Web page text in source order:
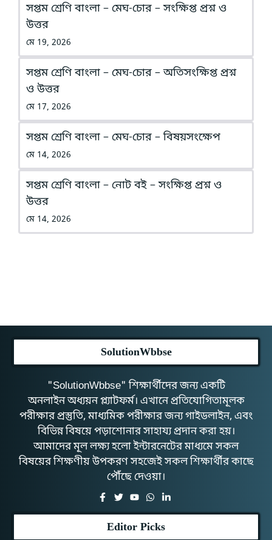
সপ্তম শ্রেণি বাংলা – মেঘ-চোর – সংক্ষিপ্ত প্রশ্ন ও
উত্তর
মে 19, 2026
সপ্তম শ্রেণি বাংলা – মেঘ-চোর – অতিসংক্ষিপ্ত প্রশ্ন
ও উত্তর
মে 17, 2026
সপ্তম শ্রেণি বাংলা – মেঘ-চোর – বিষয়সংক্ষেপ
মে 14, 2026
সপ্তম শ্রেণি বাংলা – নোট বই – সংক্ষিপ্ত প্রশ্ন ও
উত্তর
মে 14, 2026
SolutionWbbse
"SolutionWbbse" শিক্ষার্থীদের জন্য একটি
অনলাইন অধ্যয়ন প্ল্যাটফর্ম। এখানে প্রতিযোগিতামূলক
পরীক্ষার প্রস্তুতি, মাধ্যমিক পরীক্ষার জন্য গাইডলাইন, এবং
বিভিন্ন বিষয়ে পড়াশোনার সাহায্য প্রদান করা হয়।
আমাদের মূল লক্ষ্য হলো ইন্টারনেটের মাধ্যমে সকল
বিষয়ের শিক্ষণীয় উপকরণ সহজেই সকল শিক্ষার্থীর কাছে
পৌঁছে দেওয়া।
Editor Picks